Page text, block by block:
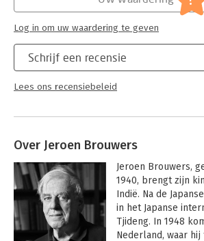
Schrijf een recensie
Lees ons recensiebeleid
Log in om uw waardering te geven
Over Jeroen Brouwers
Jeroen Brouwers,
1940, brengt zijn
Indië. Na de
in het Japanse
Tjideng. In 1948
Nederland, waar